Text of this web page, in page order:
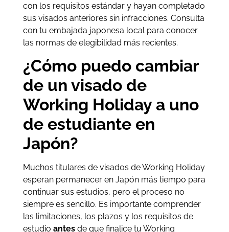
con los requisitos estándar y hayan completado
sus visados anteriores sin infracciones. Consulta
con tu embajada japonesa local para conocer
las normas de elegibilidad más recientes.
¿Cómo puedo cambiar
de un visado de
Working Holiday a uno
de estudiante en
Japón?
Muchos titulares de visados de Working Holiday
esperan permanecer en Japón más tiempo para
continuar sus estudios, pero el proceso no
siempre es sencillo. Es importante comprender
las limitaciones, los plazos y los requisitos de
estudio antes de que finalice tu Working